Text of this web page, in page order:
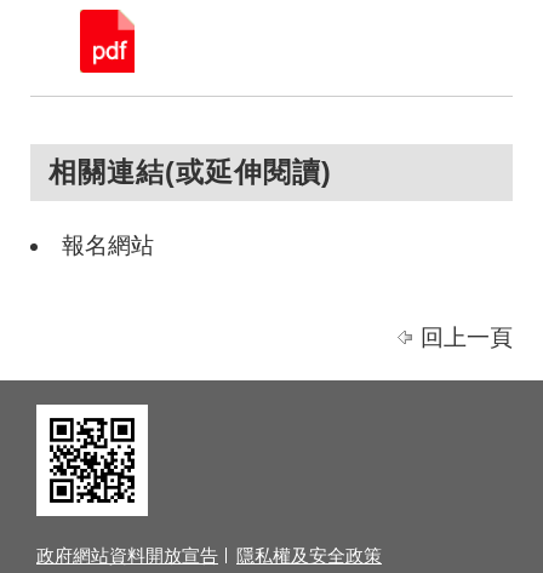
相關連結(或延伸閱讀)
報名網站
回上一頁
政府網站資料開放宣告 隱私權及安全政策